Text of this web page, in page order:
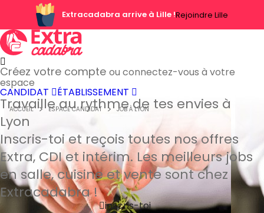
Extracadabra arrive à Lille !Rejoindre Lille
Créez votre compte ou connectez-vous à votre
espace
CANDIDAT ÉTABLISSEMENT
ACCUEIL ESPACE CANDIDAT JOB À LYON
Travaille au rythme de tes envies à
Lyon
Inscris-toi et reçois toutes nos offres
Extra, CDI et intérim. Les meilleurs jobs
en salle, cuisine et vente sont chez
Extracadabra !
inscris-toi